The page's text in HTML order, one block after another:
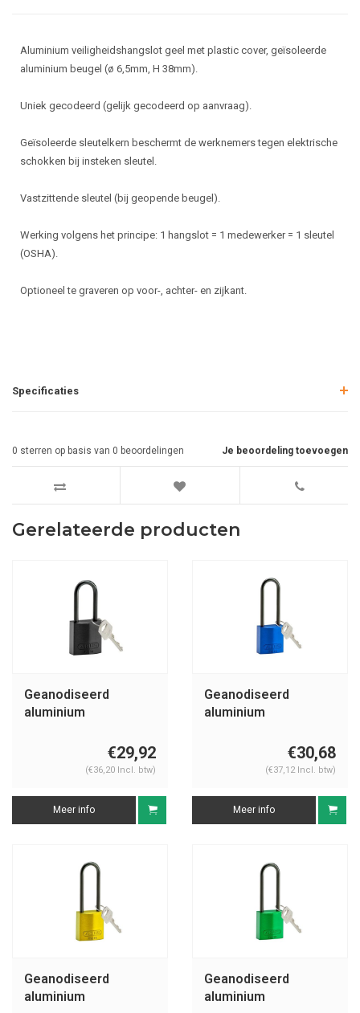
Aluminium veiligheidshangslot geel met plastic cover, geïsoleerde
aluminium beugel (ø 6,5mm, H 38mm).
Uniek gecodeerd (gelijk gecodeerd op aanvraag).
Geïsoleerde sleutelkern beschermt de werknemers tegen elektrische
schokken bij insteken sleutel.
Vastzittende sleutel (bij geopende beugel).
Werking volgens het principe: 1 hangslot = 1 medewerker = 1 sleutel
(OSHA).
Optioneel te graveren op voor-, achter- en zijkant.
Specificaties
Je beoordeling toevoegen
0 sterren op basis van 0 beoordelingen
Gerelateerde producten
Geanodiseerd
aluminium
€29,92
(€36,20 Incl. btw)
Meer info
Geanodiseerd
aluminium
€30,68
(€37,12 Incl. btw)
Meer info
Geanodiseerd
aluminium
Geanodiseerd
aluminium